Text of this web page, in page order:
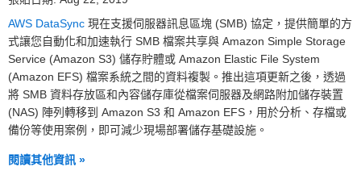
AWS DataSync 現在支援伺服器訊息區塊 (SMB) 協定，提供簡單的方
式讓您自動化和加速執行 SMB 檔案共享與 Amazon Simple Storage
Service (Amazon S3) 儲存貯體或 Amazon Elastic File System
(Amazon EFS) 檔案系統之間的資料複製。推出這項更新之後，透過
將 SMB 資料存放區和內容儲存庫從檔案伺服器及網路附加儲存裝置
(NAS) 陣列轉移到 Amazon S3 和 Amazon EFS，用於分析、存檔或
備份等使用案例，即可減少現場部署儲存基礎設施。
閱讀其他資訊 »